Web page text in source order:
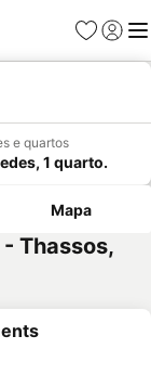
Favoritos
Iniciar
e quartos
1 quarto.
Mapa
Thassos,
favoritos